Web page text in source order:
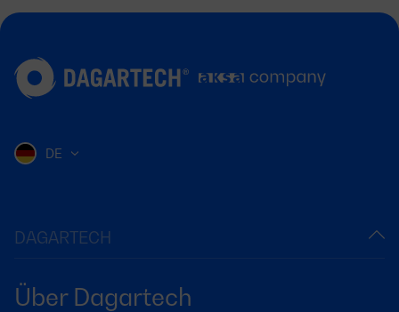
DAGARTECH
Über Dagartech
DE